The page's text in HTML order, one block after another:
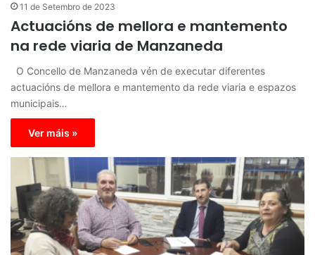
11 de Setembro de 2023
Actuacións de mellora e mantemento
na rede viaria de Manzaneda
O Concello de Manzaneda vén de executar diferentes
actuacións de mellora e mantemento da rede viaria e espazos
municipais…
Ver máis »